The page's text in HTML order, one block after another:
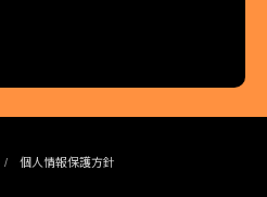
個人情報保護方針